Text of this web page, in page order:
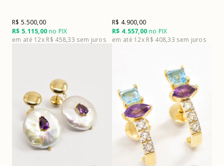
R$ 5.115,00 no PIX
R$ 5.500,00
12x R$ 458,33
R$ 4.557,00 no PIX
R$ 4.900,00
12x R$ 408,33